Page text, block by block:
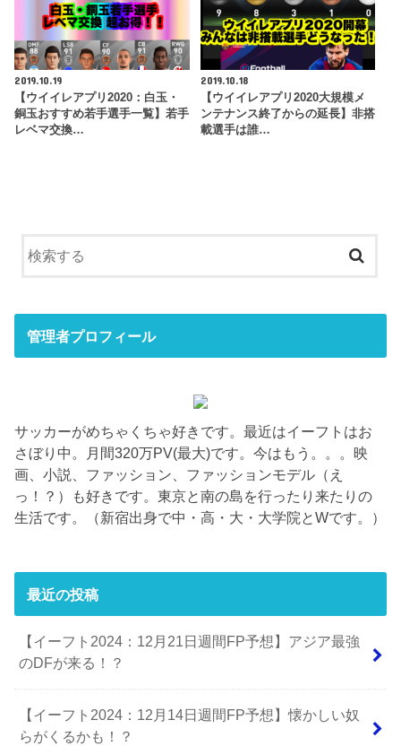
2019.10.19
【ウイイレアプリ2020：白玉・
銅玉おすすめ若手選手一覧】若手
レベマ交換…
2019.10.18
【ウイイレアプリ2020大規模メ
ンテナンス終了からの延長】非搭
載選手は誰…
管理者プロフィール
サッカーがめちゃくちゃ好きです。最近はイーフトはお
さぼり中。月間320万PV(最大)です。今はもう。。。映
画、小説、ファッション、ファッションモデル（え
っ！？）も好きです。東京と南の島を行ったり来たりの
生活です。（新宿出身で中・高・大・大学院とWです。）
最近の投稿
【イーフト2024：12月21日週間FP予想】アジア最強
のDFが来る！？
【イーフト2024：12月14日週間FP予想】懐かしい奴
らがくるかも！？